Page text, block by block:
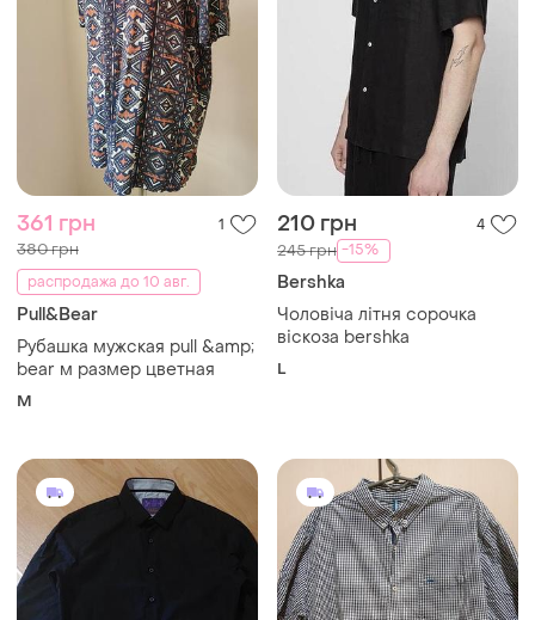
361 грн 1
380 грн
распродажа до 10 авг.
Pull&Bear
Рубашка мужская pull &amp;
bear м размер цветная
M
210 грн 4
245 грн -15%
Bershka
Чоловіча літня сорочка
віскоза bershka
L